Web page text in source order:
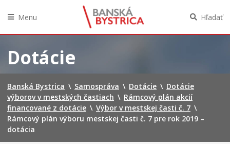
obsah
Menu Hľadať
Dotácie
Banská Bystrica \ Samospráva \ Dotácie \ Dotácie
výborov v mestských častiach \ Rámcový plán akcií
financované z dotácie \ Výbor v mestskej časti č. 7 \
Rámcový plán výboru mestskej časti č. 7 pre rok 2019 –
dotácia